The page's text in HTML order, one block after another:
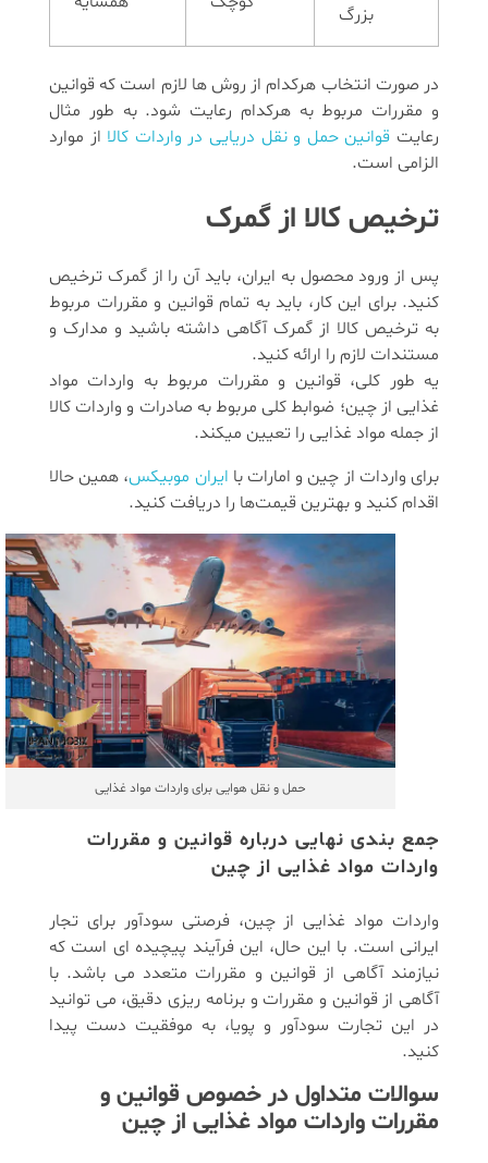
بزرگ
در صورت انتخاب هرکدام از روش ها لازم است که قوانین
و مقررات مربوط به هرکدام رعایت شود. به طور مثال
رعایت قوانین حمل و نقل دریایی در واردات کالا از موارد
الزامی است.
ترخیص کالا از گمرک
پس از ورود محصول به ایران، باید آن را از گمرک ترخیص
کنید. برای این کار، باید به تمام قوانین و مقررات مربوط
به ترخیص کالا از گمرک آگاهی داشته باشید و مدارک و
مستندات لازم را ارائه کنید.
یه طور کلی، قوانین و مقررات مربوط به واردات مواد
غذایی از چین؛ ضوابط کلی مربوط به صادرات و واردات کالا
از جمله مواد غذایی را تعیین میکند.
برای واردات از چین و امارات با ایران موبیکس، همین حالا
اقدام کنید و بهترین قیمت‌ها را دریافت کنید.
حمل و نقل هوایی برای واردات مواد غذایی
جمع بندی نهایی درباره قوانین و مقررات
واردات مواد غذایی از چین
واردات مواد غذایی از چین، فرصتی سودآور برای تجار
ایرانی است. با این حال، این فرآیند پیچیده ای است که
نیازمند آگاهی از قوانین و مقررات متعدد می باشد. با
آگاهی از قوانین و مقررات و برنامه ریزی دقیق، می توانید
در این تجارت سودآور و پویا، به موفقیت دست پیدا
کنید.
سوالات متداول در خصوص قوانین و
مقررات واردات مواد غذایی از چین